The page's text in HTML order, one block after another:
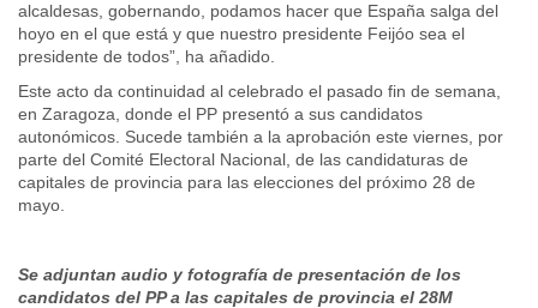
alcaldesas, gobernando, podamos hacer que España salga del
hoyo en el que está y que nuestro presidente Feijóo sea el
presidente de todos”, ha añadido.
Este acto da continuidad al celebrado el pasado fin de semana,
en Zaragoza, donde el PP presentó a sus candidatos
autonómicos. Sucede también a la aprobación este viernes, por
parte del Comité Electoral Nacional, de las candidaturas de
capitales de provincia para las elecciones del próximo 28 de
mayo.
Se adjuntan audio y fotografía de presentación de los
candidatos del PP a las capitales de provincia el 28M